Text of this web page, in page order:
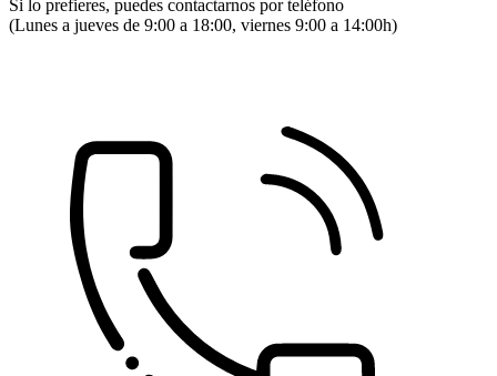
Si lo prefieres, puedes contactarnos por teléfono
(Lunes a jueves de 9:00 a 18:00, viernes 9:00 a 14:00h)